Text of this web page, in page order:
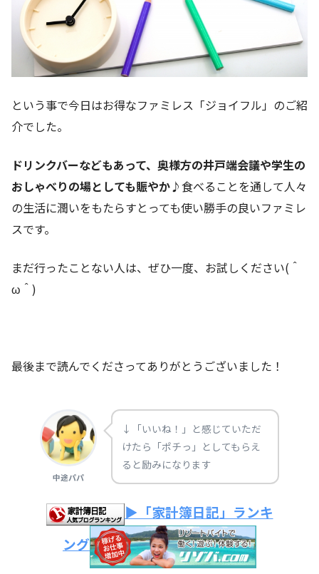
という事で今日はお得なファミレス「ジョイフル」のご紹
介でした。
ドリンクバーなどもあって、奥様方の井戸端会議や学生の
おしゃべりの場としても賑やか♪食べることを通して人々
の生活に潤いをもたらすとっても使い勝手の良いファミレ
スです。
まだ行ったことない人は、ぜひ一度、お試しください(＾
ω＾)
最後まで読んでくださってありがとうございました！
中途パパ
↓「いいね！」と感じていただ
けたら「ポチっ」としてもらえ
ると励みになります
▶「家計簿日記」ランキ
ング